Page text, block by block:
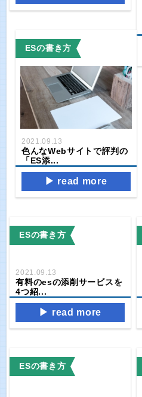
ESの書き方
2021.09.13
色んなWebサイトで評判の
「ES添...
read more
ESの書き方
2021.09.13
有料のesの添削サービスを
4つ紹...
read more
ESの書き方